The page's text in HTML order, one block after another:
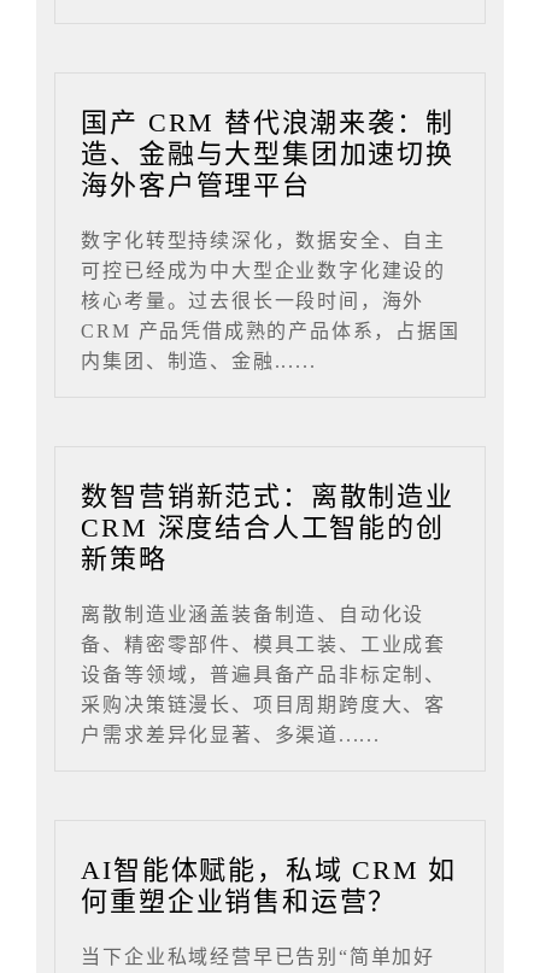
国产 CRM 替代浪潮来袭：制
造、金融与大型集团加速切换
海外客户管理平台
数字化转型持续深化，数据安全、自主
可控已经成为中大型企业数字化建设的
核心考量。过去很长一段时间，海外
CRM 产品凭借成熟的产品体系，占据国
内集团、制造、金融......
数智营销新范式：离散制造业
CRM 深度结合人工智能的创
新策略
离散制造业涵盖装备制造、自动化设
备、精密零部件、模具工装、工业成套
设备等领域，普遍具备产品非标定制、
采购决策链漫长、项目周期跨度大、客
户需求差异化显著、多渠道......
AI智能体赋能，私域 CRM 如
何重塑企业销售和运营？
当下企业私域经营早已告别“简单加好